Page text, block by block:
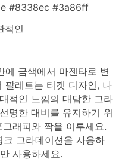
#8338ec #3a86ff
적인
에 금색에서 마젠타로 변
팔레트는 티켓 디자인, 나
적인 느낌의 대담한 그라
명한 대비를 유지하기 위
래피와 짝을 이루세요.
그라데이션을 사용하
사용하세요.